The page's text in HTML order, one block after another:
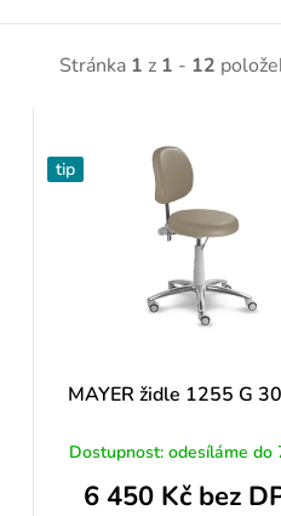
Stránka 1 z 1 - 12
tip
MAYER židle 1255 G
Dostupnost: odesíláme do
6 450 Kč bez